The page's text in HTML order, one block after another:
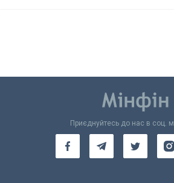
Приєднуйтесь до нас в соц.